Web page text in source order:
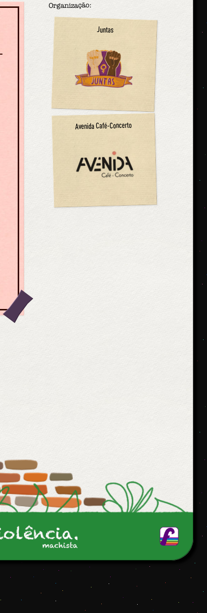
Organização:
Juntas
Avenida Café-Concerto